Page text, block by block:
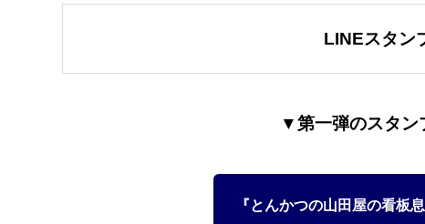
LINEスタン
▼第一弾のスタン
『とんかつの山田屋の看